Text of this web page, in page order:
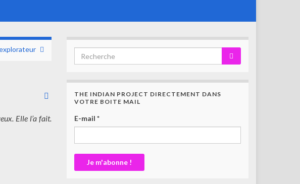
Elle l’a fait.
THE INDIAN PROJECT DIRECTEMENT DANS
VOTRE BOITE MAIL
E-mail *